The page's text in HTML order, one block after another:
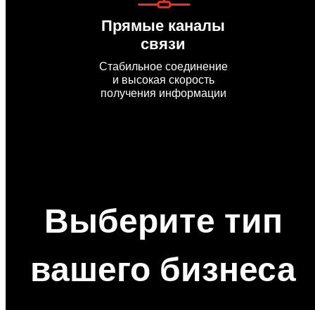
Прямые каналы
связи
Стабильное соединение
и высокая скорость
получения информации
Выберите тип
вашего бизнеса